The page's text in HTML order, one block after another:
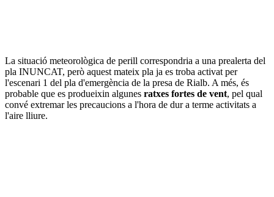
La situació meteorològica de perill correspondria a una prealerta del
pla INUNCAT, però aquest mateix pla ja es troba activat per
l'escenari 1 del pla d'emergència de la presa de Rialb. A més, és
probable que es produeixin algunes ratxes fortes de vent, pel qual
convé extremar les precaucions a l'hora de dur a terme activitats a
l'aire lliure.